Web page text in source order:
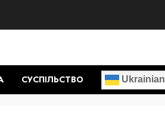
СУСПІЛЬСТВО Ukrainian